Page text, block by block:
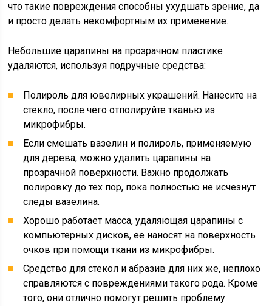
что такие повреждения способны ухудшать зрение, да
и просто делать некомфортным их применение.
Небольшие царапины на прозрачном пластике
удаляются, используя подручные средства:
Полироль для ювелирных украшений. Нанесите на
стекло, после чего отполируйте тканью из
микрофибры.
Если смешать вазелин и полироль, применяемую
для дерева, можно удалить царапины на
прозрачной поверхности. Важно продолжать
полировку до тех пор, пока полностью не исчезнут
следы вазелина.
Хорошо работает масса, удаляющая царапины с
компьютерных дисков, ее наносят на поверхность
очков при помощи ткани из микрофибры.
Средство для стекол и абразив для них же, неплохо
справляются с повреждениями такого рода. Кроме
того, они отлично помогут решить проблему